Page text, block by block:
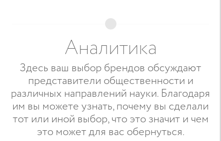
Аналитика
Здесь ваш выбор брендов обсуждают
представители общественности и
различных направлений науки. Благодаря
им вы можете узнать, почему вы сделали
тот или иной выбор, что это значит и чем
это может для вас обернуться.